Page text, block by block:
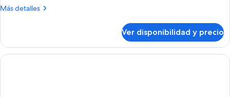
balcón,
jardín
Más detalles
Más
doble,
habitación,
Ver disponibilidad y precio